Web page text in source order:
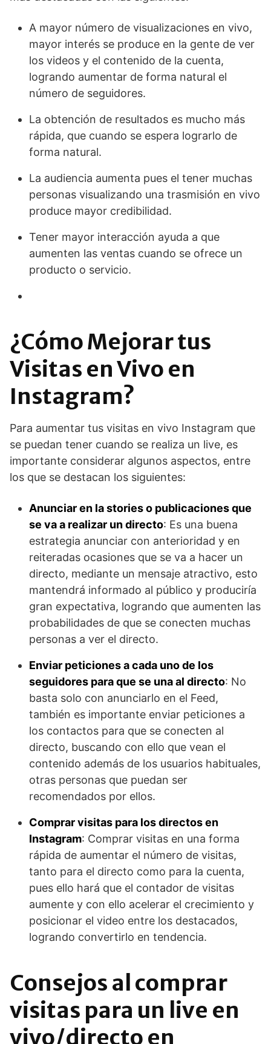
A mayor número de visualizaciones en vivo,
mayor interés se produce en la gente de ver
los videos y el contenido de la cuenta,
logrando aumentar de forma natural el
número de seguidores.
La obtención de resultados es mucho más
rápida, que cuando se espera lograrlo de
forma natural.
La audiencia aumenta pues el tener muchas
personas visualizando una trasmisión en vivo
produce mayor credibilidad.
Tener mayor interacción ayuda a que
aumenten las ventas cuando se ofrece un
producto o servicio.
¿Cómo Mejorar tus
Visitas en Vivo en
Instagram?
Para aumentar tus visitas en vivo Instagram que
se puedan tener cuando se realiza un live, es
importante considerar algunos aspectos, entre
los que se destacan los siguientes:
Anunciar en la stories o publicaciones que
se va a realizar un directo: Es una buena
estrategia anunciar con anterioridad y en
reiteradas ocasiones que se va a hacer un
directo, mediante un mensaje atractivo, esto
mantendrá informado al público y produciría
gran expectativa, logrando que aumenten las
probabilidades de que se conecten muchas
personas a ver el directo.
Enviar peticiones a cada uno de los
seguidores para que se una al directo: No
basta solo con anunciarlo en el Feed,
también es importante enviar peticiones a
los contactos para que se conecten al
directo, buscando con ello que vean el
contenido además de los usuarios habituales,
otras personas que puedan ser
recomendados por ellos.
Comprar visitas para los directos en
Instagram: Comprar visitas en una forma
rápida de aumentar el número de visitas,
tanto para el directo como para la cuenta,
pues ello hará que el contador de visitas
aumente y con ello acelerar el crecimiento y
posicionar el video entre los destacados,
logrando convertirlo en tendencia.
Consejos al comprar
visitas para un live en
vivo/directo en